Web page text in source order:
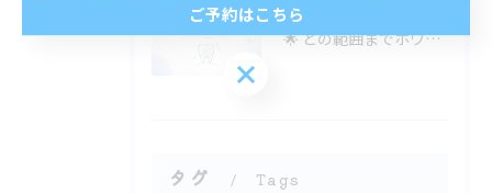
2026/08/07
🌟 どの範囲までホワイトニングできるの？ 🌟
タグ Tags
ご予約はこちら
ご予約はこちら